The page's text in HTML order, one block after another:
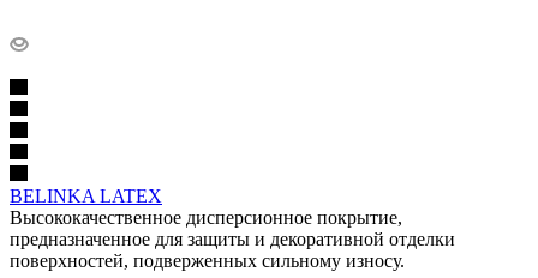
BELINKA LATEX
Высококачественное дисперсионное покрытие,
предназначенное для защиты и декоративной отделки
поверхностей, подверженных сильному износу.